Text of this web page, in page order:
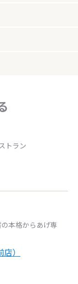
トラン
本格からあげ専
）